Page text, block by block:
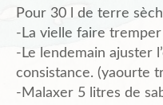
Pour 30 l de terre
-La vielle faire tremper
-Le lendemain ajuster
consistance. (yaourte
-Malaxer 5 litres de